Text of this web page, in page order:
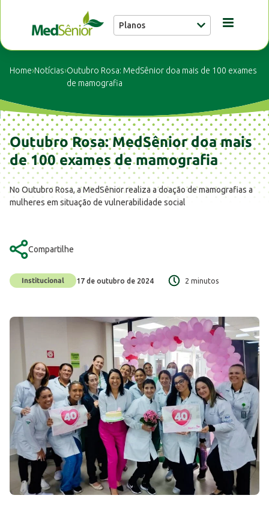
Planos
Unidades
Notícias
Home›Notícias›Outubro Rosa: MedSênior doa mais de 100 exames
de mamografia
Outubro Rosa: MedSênior doa mais
de 100 exames de mamografia
No Outubro Rosa, a MedSênior realiza a doação de mamografias a
mulheres em situação de vulnerabilidade social
Compartilhe
17 de outubro de 2024 2 minutos
Institucional